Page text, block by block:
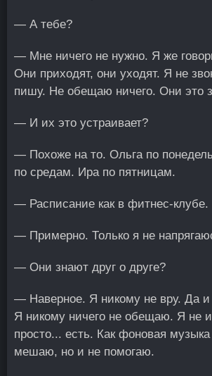
— А тебе?
— Мне ничего не нужно. Я же
Они приходят, они уходят. Я не
пишу. Не обещаю ничего. Они это
— И их это устраивает?
— Похоже на то. Ольга по
по средам. Ира по пятницам.
— Расписание как в фитнес-клубе.
— Примерно. Только я не
— Они знают друг о друге?
— Наверное. Я никому не вру. Да и
Я никому ничего не обещаю. Я не
просто... есть. Как фоновая
мешаю, но и не помогаю.